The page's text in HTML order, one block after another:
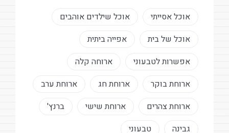
אוכל אסייתי
אוכל שילדים אוהבים
אוכל של בית
אפייה ביתית
אפשרות לטבעוני
ארוחה קלה
ארוחת בוקר
ארוחת חג
ארוחת ערב
ארוחת צהרים
ארוחת שישי
ברנץ'
גבינה
טבעוני